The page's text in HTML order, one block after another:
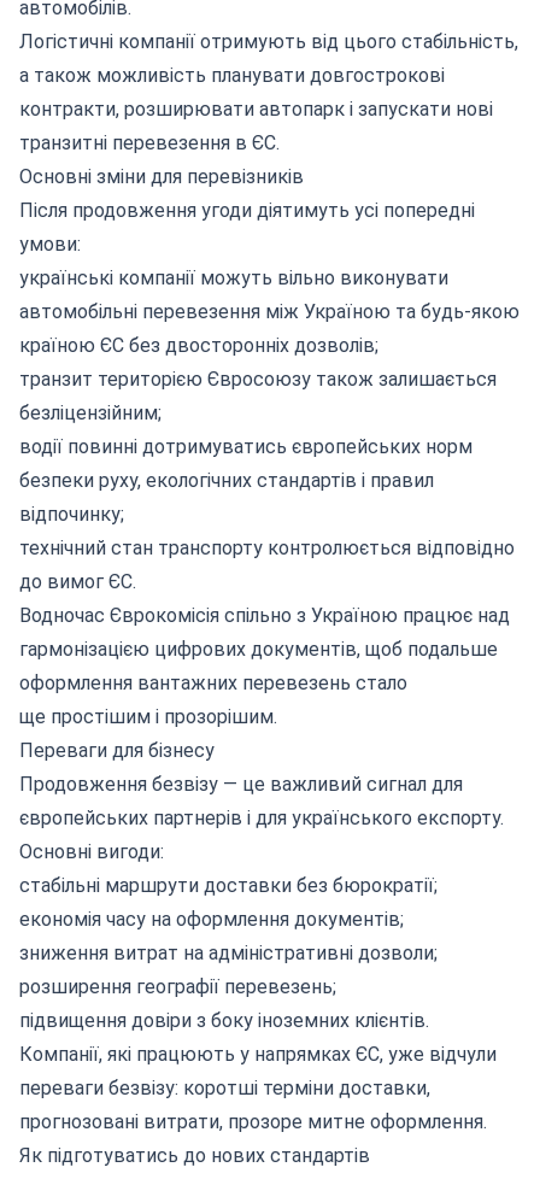
автомобілів.
Логістичні компанії отримують від цього стабільність,
а також можливість планувати довгострокові
контракти, розширювати автопарк і запускати нові
транзитні перевезення в ЄС.
Основні зміни для перевізників
Після продовження угоди діятимуть усі попередні
умови:
українські компанії можуть вільно виконувати
автомобільні перевезення між Україною та будь-якою
країною ЄС без двосторонніх дозволів;
транзит територією Євросоюзу також залишається
безліцензійним;
водії повинні дотримуватись європейських норм
безпеки руху, екологічних стандартів і правил
відпочинку;
технічний стан транспорту контролюється відповідно
до вимог ЄС.
Водночас Єврокомісія спільно з Україною працює над
гармонізацією цифрових документів, щоб подальше
оформлення вантажних перевезень стало
ще простішим і прозорішим.
Переваги для бізнесу
Продовження безвізу — це важливий сигнал для
європейських партнерів і для українського експорту.
Основні вигоди:
стабільні маршрути доставки без бюрократії;
економія часу на оформлення документів;
зниження витрат на адміністративні дозволи;
розширення географії перевезень;
підвищення довіри з боку іноземних клієнтів.
Компанії, які працюють у напрямках ЄС, уже відчули
переваги безвізу: коротші терміни доставки,
прогнозовані витрати, прозоре митне оформлення.
Як підготуватись до нових стандартів